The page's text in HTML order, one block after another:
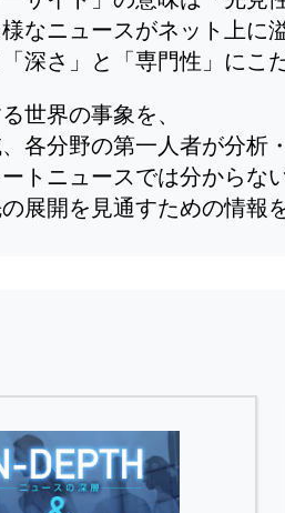
なニュースがネット上に
深さ」と「専門性」にこ
世界の事象を、
各分野の第一人者が分析
トニュースでは分からな
展開を見通すための情報